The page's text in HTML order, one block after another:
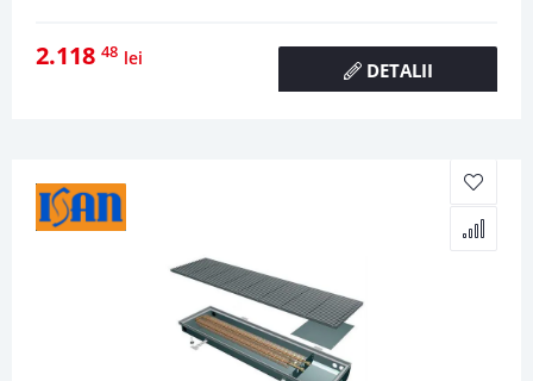
2.118 48 lei
DETALII